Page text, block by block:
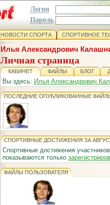
Логин
Пароль
НОВОСТИ СПОРТА СПОРТИВНОЕ
Илья Александрович
Личная страница
КАБИНЕТ ФАЙЛЫ БЛОГ
Вы здесь: Илья Александрович
ПОСЛЕДНИЕ ОПУБЛИКОВАННЫЕ
СПОРТИВНЫЕ ДОСТИЖЕНИЯ ЗА
Спортивные достижения
показываются только
ФАЙЛЫ ПОЛЬЗОВАТЕЛЯ